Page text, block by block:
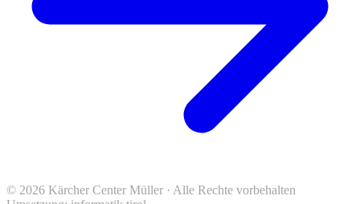
© 2026 Kärcher Center Müller · Alle Rechte vorbehalten